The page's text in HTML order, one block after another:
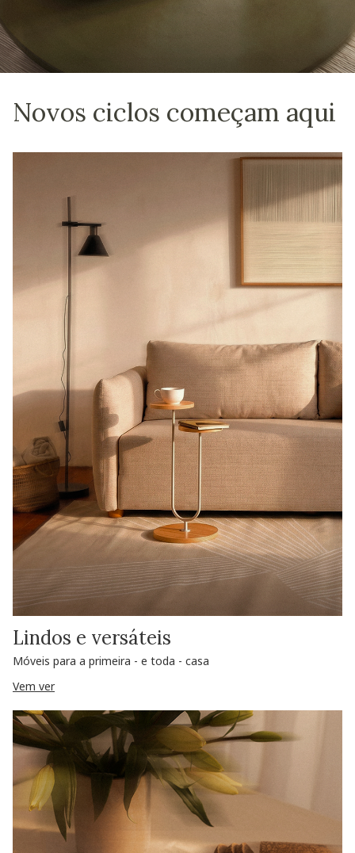
Novos ciclos começam aqui
Lindos e versáteis
Móveis para a primeira - e toda - casa
Vem ver